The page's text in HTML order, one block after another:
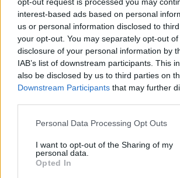
interest-based ads based on personal
us or personal information disclosed to
your opt-out. You may separately opt-out
disclosure of your personal information by
IAB’s list of downstream participants. This
also be disclosed by us to third parties on
Downstream Participants that may further
Personal Data Processing Opt Outs
I want to opt-out of the Sharing of my
personal data.
Opted In
příjemné
Příkladem je soutěska Sibiř, kde je v létě
stupňů Celsia. ČTK to řekla tajemnice
nad Metují Markéta Strnadová. Teplické skály
soutěsky Sibiř se lze dostat běžně, je součástí
okruhu.
Farmáři mají kvůli suchu problémy s
sena na krmení
3.8.2026 15:55 | ŽELEZNÝ ÚJEZD ( ČTK
Diskuse: 12
dalších